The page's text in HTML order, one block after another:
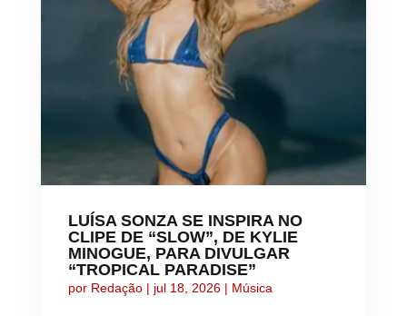
LUÍSA SONZA SE INSPIRA NO
CLIPE DE “SLOW”, DE KYLIE
MINOGUE, PARA DIVULGAR
“TROPICAL PARADISE”
por Redação| jul 18, 2026| Música